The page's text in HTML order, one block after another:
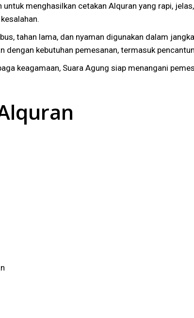
menghasilkan cetakan Alquran yang rapi,
tahan lama, dan nyaman digunakan dalam
dengan kebutuhan pemesanan, termasuk
keagamaan, Suara Agung siap menangani